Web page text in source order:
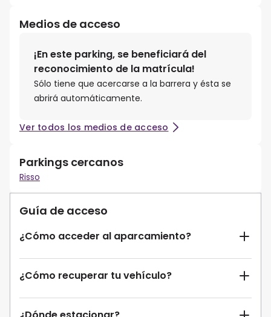
Medios de acceso
¡En este parking, se beneficiará del
reconocimiento de la matrícula!
Sólo tiene que acercarse a la barrera y ésta se
abrirá automáticamente.
Ver todos los medios de acceso
Parkings cercanos
Risso
Guía de acceso
¿Cómo acceder al aparcamiento?
¿Cómo recuperar tu vehículo?